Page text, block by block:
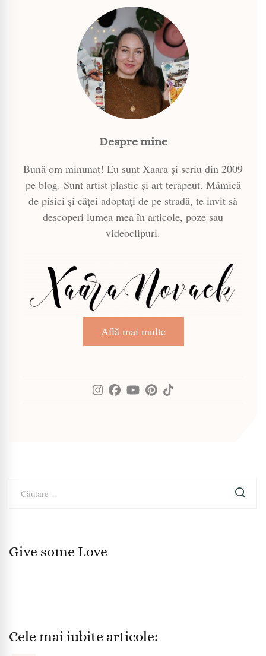
Despre mine
Bună om minunat! Eu sunt Xaara și scriu din 2009
pe blog. Sunt artist plastic și art terapeut. Mămică
de pisici și căței adoptați de pe stradă, te invit să
descoperi lumea mea în articole, poze sau
videoclipuri.
Află mai multe
după:
Give some Love
Cele mai iubite articole: